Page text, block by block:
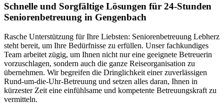
Schnelle und Sorgfältige Lösungen für 24-Stunden
Seniorenbetreuung in Gengenbach
Rasche Unterstützung für Ihre Liebsten: Seniorenbetreuung Lebherz
steht bereit, um Ihre Bedürfnisse zu erfüllen. Unser fachkundiges
Team arbeitet zügig, um Ihnen nicht nur eine geeignete Betreuerin
vorzuschlagen, sondern auch die ganze Reiseorganisation zu
übernehmen. Wir begreifen die Dringlichkeit einer zuverlässigen
Rund-um-die-Uhr-Betreuung und setzen alles daran, Ihnen in
kürzester Zeit eine einfühlsame und kompetente Betreuungskraft zu
vermitteln.